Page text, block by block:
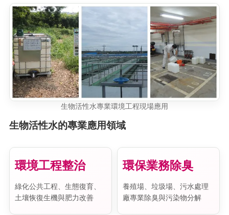
生物活性水專業環境工程現場應用
生物活性水的專業應用領域
環境工程整治
綠化公共工程、生態復育、
土壤恢復生機與肥力改善
環保業務除臭
養殖場、垃圾場、污水處理
廠專業除臭與污染物分解